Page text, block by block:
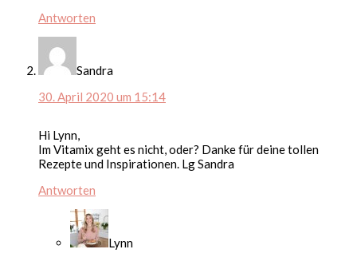
Antworten
Sandra
30. April 2020 um 15:14
Hi Lynn,
Im Vitamix geht es nicht, oder? Danke für deine tollen
Rezepte und Inspirationen. Lg Sandra
Antworten
Lynn